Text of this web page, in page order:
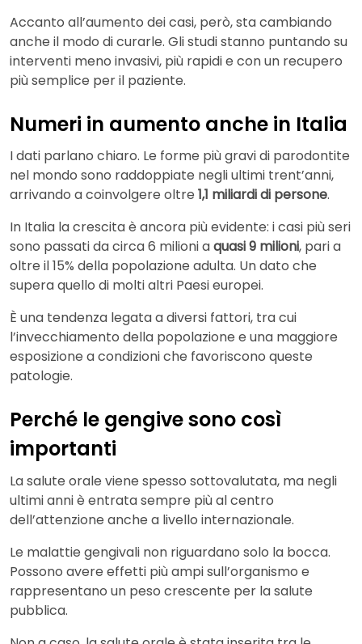
Accanto all’aumento dei casi, però, sta cambiando
anche il modo di curarle. Gli studi stanno puntando su
interventi meno invasivi, più rapidi e con un recupero
più semplice per il paziente.
Numeri in aumento anche in Italia
I dati parlano chiaro. Le forme più gravi di parodontite
nel mondo sono raddoppiate negli ultimi trent’anni,
arrivando a coinvolgere oltre 1,1 miliardi di persone.
In Italia la crescita è ancora più evidente: i casi più seri
sono passati da circa 6 milioni aquasi 9 milioni, pari a
oltre il 15% della popolazione adulta. Un dato che
supera quello di molti altri Paesi europei.
È una tendenza legata a diversi fattori, tra cui
l’invecchiamento della popolazione e una maggiore
esposizione a condizioni che favoriscono queste
patologie.
Perché le gengive sono così
importanti
La salute orale viene spesso sottovalutata, ma negli
ultimi anni è entrata sempre più al centro
dell’attenzione anche a livello internazionale.
Le malattie gengivali non riguardano solo la bocca.
Possono avere effetti più ampi sull’organismo e
rappresentano un peso crescente per la salute
pubblica.